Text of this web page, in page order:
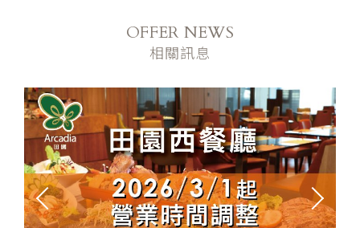
OFFER NEWS
相關訊息